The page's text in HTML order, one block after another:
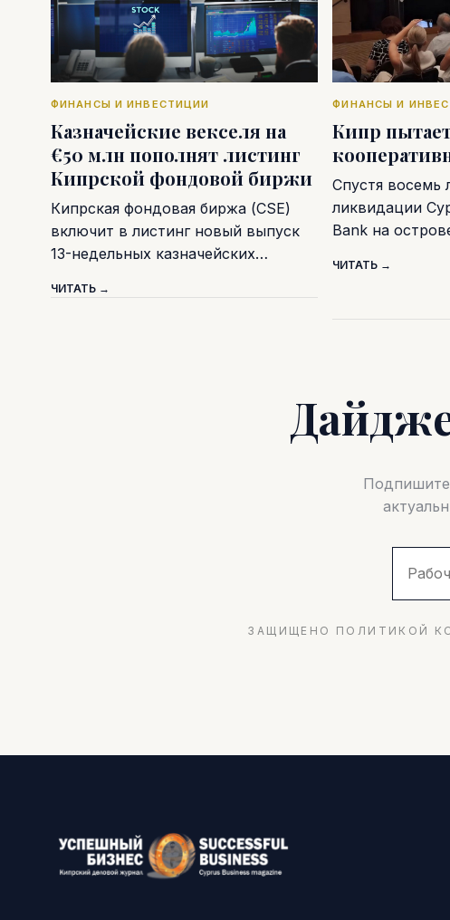
ФИНАНСЫ И ИНВЕСТИЦИИ
Казначейские векселя на
€50 млн пополнят листинг
Кипрской фондовой биржи
Кипрская фондовая биржа (CSE)
включит в листинг новый выпуск
13-недельных казначейских…
ЧИТАТЬ →
ФИНАНСЫ И
Кипр
Спустя восемь
ликвидации
Bank на
ЧИТАТЬ →
ЗАЩИЩЕНО ПОЛИТИКОЙ